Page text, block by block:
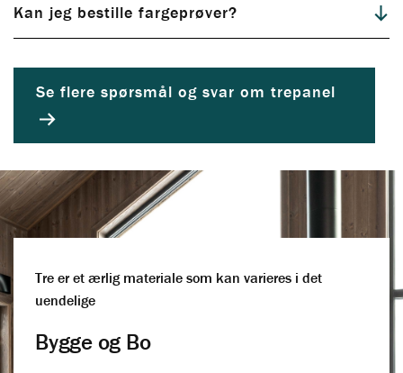
Les mer om trepanel og inneklima
Kan jeg bestille fargeprøver?
Se og bestill fargeprøver av panel her
Se flere spørsmål og svar om trepanel
Tre er et ærlig materiale som kan varieres i det
uendelige
Bygge og Bo